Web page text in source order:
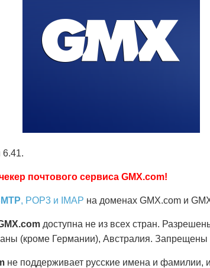
6.41.
почтового сервиса GMX.com!
, POP3 и IMAP на доменах GMX.com и
доступна не из всех стран.
(кроме Германии), Австралия. Запрещены
не поддерживает русские имена и фамилии,